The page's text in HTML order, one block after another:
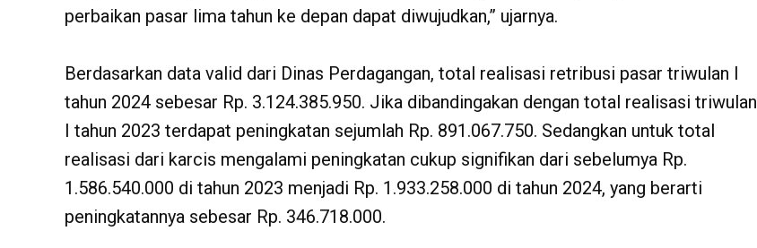
perbaikan pasar lima tahun ke depan dapat diwujudkan,” ujarnya.
Berdasarkan data valid dari Dinas Perdagangan, total realisasi retribusi pasar triwulan I
tahun 2024 sebesar Rp. 3.124.385.950. Jika dibandingakan dengan total realisasi triwulan
I tahun 2023 terdapat peningkatan sejumlah Rp. 891.067.750. Sedangkan untuk total
realisasi dari karcis mengalami peningkatan cukup signifikan dari sebelumya Rp.
1.586.540.000 di tahun 2023 menjadi Rp. 1.933.258.000 di tahun 2024, yang berarti
peningkatannya sebesar Rp. 346.718.000.